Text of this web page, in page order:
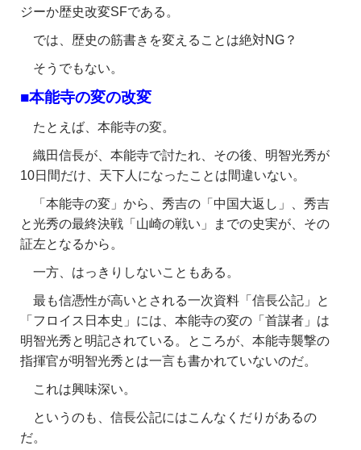
ジーか歴史改変SFである。
では、歴史の筋書きを変えることは絶対NG？
そうでもない。
■本能寺の変の改変
たとえば、本能寺の変。
織田信長が、本能寺で討たれ、その後、明智光秀が
10日間だけ、天下人になったことは間違いない。
「本能寺の変」から、秀吉の「中国大返し」、秀吉
と光秀の最終決戦「山崎の戦い」までの史実が、その
証左となるから。
一方、はっきりしないこともある。
最も信憑性が高いとされる一次資料「信長公記」と
「フロイス日本史」には、本能寺の変の「首謀者」は
明智光秀と明記されている。ところが、本能寺襲撃の
指揮官が明智光秀とは一言も書かれていないのだ。
これは興味深い。
というのも、信長公記にはこんなくだりがあるの
だ。